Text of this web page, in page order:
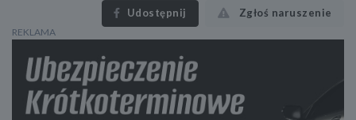
Udostępnij Zgłoś naruszenie
REKLAMA